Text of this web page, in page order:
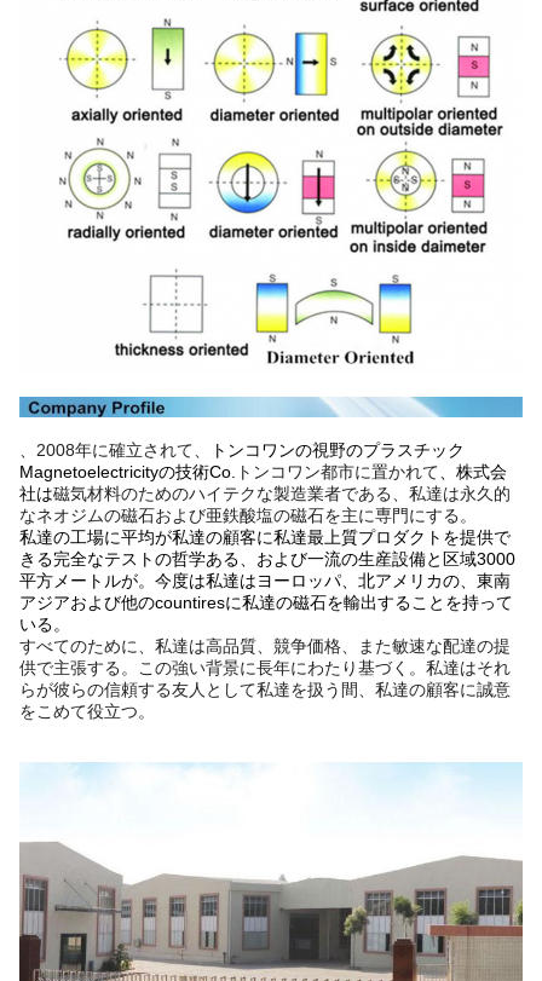
、2008年に確立されて、
トンコワンの視野のプラスチック
Magnetoelectricityの技術Co. トンコワン都市に置かれて 、株式会
社は磁気材料のためのハイテクな製造業者である、私達は永久的
なネオジムの磁石および亜鉄酸塩の磁石を主に専門にする。
私達の工場に平均が私達の顧客に私達最上質プロダクトを提供で
きる完全なテストの哲学ある、および一流の生産設備と区域3000
平方メートルが。今度は私達はヨーロッパ、北アメリカの、東南
アジアおよび他のcountiresに私達の磁石を輸出することを持って
いる。
すべてのために、私達は高品質、競争価格、また敏速な配達の提
供で主張する。この強い背景に長年にわたり基づく。私達はそれ
らが彼らの信頼する友人として私達を扱う間、私達の顧客に誠意
をこめて役立つ。